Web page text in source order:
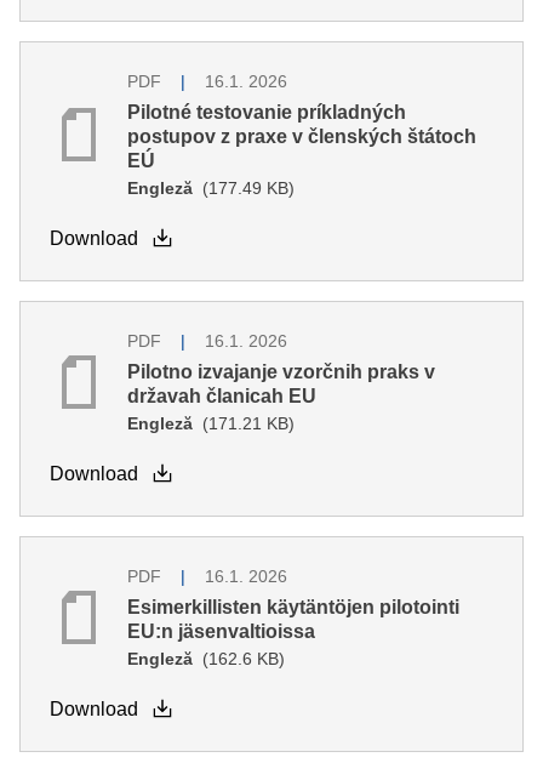
PDF 16.1. 2026
Pilotné testovanie príkladných
postupov z praxe v členských štátoch
EÚ
Engleză (177.49 KB)
Download
PDF 16.1. 2026
Pilotno izvajanje vzorčnih praks v
državah članicah EU
Engleză (171.21 KB)
Download
PDF 16.1. 2026
Esimerkillisten käytäntöjen pilotointi
EU:n jäsenvaltioissa
Engleză (162.6 KB)
Download